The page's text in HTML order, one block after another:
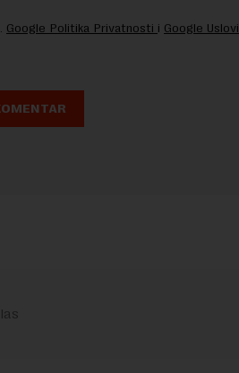
Google Politika Privatnosti i Google Uslovi